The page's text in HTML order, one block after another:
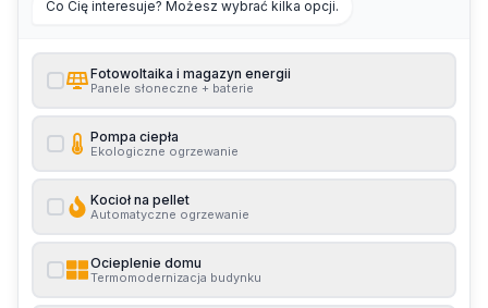
Co Cię interesuje? Możesz wybrać kilka opcji.
Fotowoltaika i magazyn energii
Panele słoneczne + baterie
Pompa ciepła
Ekologiczne ogrzewanie
Kocioł na pellet
Automatyczne ogrzewanie
Ocieplenie domu
Termomodernizacja budynku